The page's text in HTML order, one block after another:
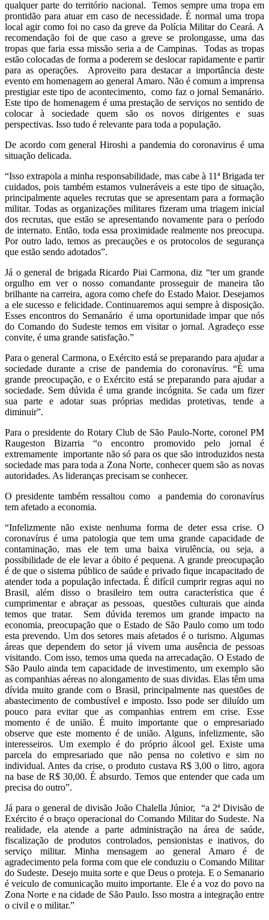
qualquer parte do território nacional. Temos sempre uma tropa em
prontidão para atuar em caso de necessidade. É normal uma tropa
local agir como foi no caso da greve da Polícia Militar do Ceará. A
recomendação foi de que caso a greve se prolongasse, uma das
tropas que faria essa missão seria a de Campinas. Todas as tropas
estão colocadas de forma a poderem se deslocar rapidamente e partir
para as operações. Aproveito para destacar a importância deste
evento em homenagem ao general Amaro. Não é comum a imprensa
prestigiar este tipo de acontecimento, como faz o jornal Semanário.
Este tipo de homenagem é uma prestação de serviços no sentido de
colocar à sociedade quem são os novos dirigentes e suas
perspectivas. Isso tudo é relevante para toda a população.
De acordo com general Hiroshi a pandemia do coronavirus é uma
situação delicada.
“Isso extrapola a minha responsabilidade, mas cabe à 11ª Brigada ter
cuidados, pois também estamos vulneráveis a este tipo de situação,
principalmente aqueles recrutas que se apresentam para a formação
militar. Todas as organizações militares fizeram uma triagem inicial
dos recrutas, que estão se apresentando novamente para o período
de internato. Então, toda essa proximidade realmente nos preocupa.
Por outro lado, temos as precauções e os protocolos de segurança
que estão sendo adotados”.
Já o general de brigada Ricardo Piai Carmona, diz “ter um grande
orgulho em ver o nosso comandante prosseguir de maneira tão
brilhante na carreira, agora como chefe do Estado Maior. Desejamos
a ele sucesso e felicidade. Continuaremos aqui sempre à disposição.
Esses encontros do Semanário é uma oportunidade impar que nós
do Comando do Sudeste temos em visitar o jornal. Agradeço esse
convite, é uma grande satisfação.”
Para o general Carmona, o Exército está se preparando para ajudar a
sociedade durante a crise de pandemia do coronavírus. “É uma
grande preocupação, e o Exército está se preparando para ajudar a
sociedade. Sem dúvida é uma grande incógnita. Se cada um fizer
sua parte e adotar suas próprias medidas protetivas, tende a
diminuir”.
Para o presidente do Rotary Club de São Paulo-Norte, coronel PM
Raugeston Bizarria “o encontro promovido pelo jornal é
extremamente importante não só para os que são introduzidos nesta
sociedade mas para toda a Zona Norte, conhecer quem são as novas
autoridades. As lideranças precisam se conhecer.
O presidente também ressaltou como a pandemia do coronavírus
tem afetado a economia.
“Infelizmente não existe nenhuma forma de deter essa crise. O
coronavírus é uma patologia que tem uma grande capacidade de
contaminação, mas ele tem uma baixa virulência, ou seja, a
possibilidade de ele levar a óbito é pequena. A grande preocupação
é de que o sistema público de saúde e privado fique incapacitado de
atender toda a população infectada. É difícil cumprir regras aqui no
Brasil, além disso o brasileiro tem outra característica que é
cumprimentar e abraçar as pessoas, questões culturais que ainda
temos que tratar. Sem dúvida teremos um grande impacto na
economia, preocupação que o Estado de São Paulo como um todo
esta prevendo. Um dos setores mais afetados é o turismo. Algumas
áreas que dependem do setor já vivem uma ausência de pessoas
visitando. Com isso, temos uma queda na arrecadação. O Estado de
São Paulo ainda tem capacidade de investimento, um exemplo são
as companhias aéreas no alongamento de suas dividas. Elas têm uma
dívida muito grande com o Brasil, principalmente nas questões de
abastecimento de combustível e imposto. Isso pode ser diluído um
pouco para evitar que as companhias entrem em crise. Esse
momento é de união. É muito importante que o empresariado
observe que este momento é de união. Alguns, infelizmente, são
interesseiros. Um exemplo é do próprio álcool gel. Existe uma
parcela do empresariado que não pensa no coletivo e sim no
individual. Antes da crise, o produto custava R$ 3,00 o litro, agora
na base de R$ 30,00. É absurdo. Temos que entender que cada um
precisa do outro”.
Já para o general de divisão João Chalella Júnior, “a 2ª Divisão de
Exército é o braço operacional do Comando Militar do Sudeste. Na
realidade, ela atende a parte administração na área de saúde,
fiscalização de produtos controlados, pensionistas e inativos, do
serviço militar. Minha mensagem ao general Amaro é de
agradecimento pela forma com que ele conduziu o Comando Militar
do Sudeste. Desejo muita sorte e que Deus o proteja. E o Semanario
é veiculo de comunicação muito importante. Ele é a voz do povo na
Zona Norte e na cidade de São Paulo. Isso mostra a integração entre
o civil e o militar.”